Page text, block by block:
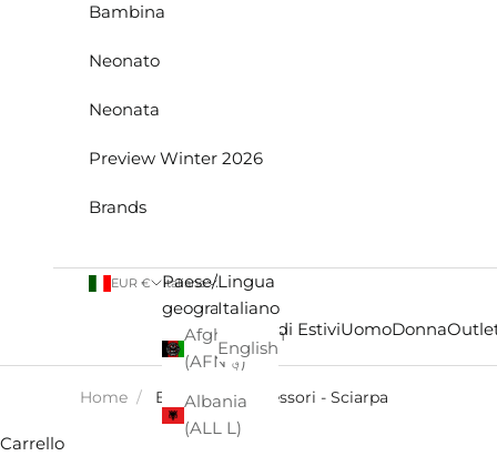
Saldi EstiviUomoDonna
Bambina
Neonato
Neonata
Preview Winter 2026
Brands
EUR €
Paese/Area
geografica
Afghanistan
(AFN ؋)
Albania
(ALL L)
Italiano
Lingua
Italiano
English
Home / Bambino - Accessori - Sciarpa
Carrello